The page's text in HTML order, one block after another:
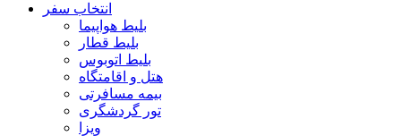
انتخاب سفر
بلیط هواپیما
بلیط قطار
بلیط اتوبوس
هتل و اقامتگاه
بیمه مسافرتی
تور گردشگری
ویزا